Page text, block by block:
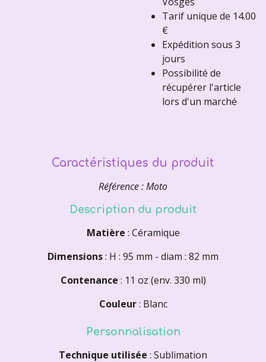
Tarif unique de 14.00
€
Expédition sous 3
jours
Possibilité de
récupérer l'article
lors d'un marché
Caractéristiques du produit
Référence : Moto
Description du produit
Matière : Céramique
Dimensions: H : 95 mm - diam : 82 mm
Contenance : 11 oz (env. 330 ml)
Couleur : Blanc
Personnalisation
Technique utilisée : Sublimation